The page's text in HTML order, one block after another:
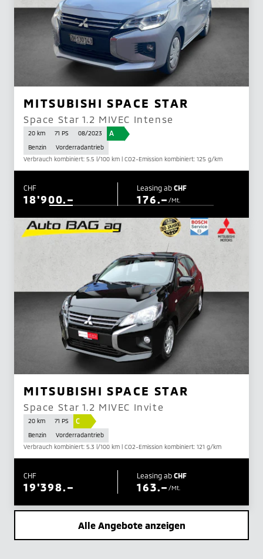
MITSUBISHI SPACE STAR
Space Star 1.2 MIVEC Intense
20 km 71 PS 08/2023 A
Benzin
Vorderradantrieb
Verbrauch kombiniert: 5.5 l/100 km | CO2-Emission kombiniert: 125 g/km
CHF
18'900.–
Leasing abCHF
176.–/Mt.
MITSUBISHI SPACE STAR
Space Star 1.2 MIVEC Invite
20 km 71 PS C
Benzin
Vorderradantrieb
Verbrauch kombiniert: 5.3 l/100 km | CO2-Emission kombiniert: 121 g/km
CHF
19'398.–
Leasing abCHF
163.–/Mt.
Alle Angebote anzeigen